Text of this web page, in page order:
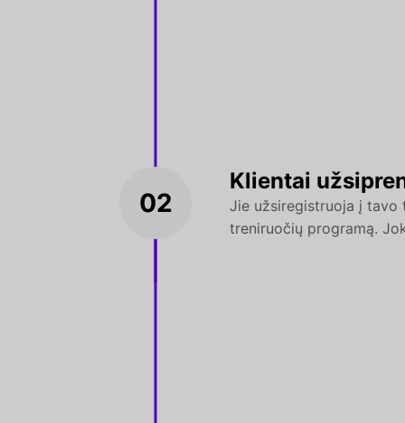
02
Klientai
Jie užsiregistruoja į tavo
treniruočių programą.